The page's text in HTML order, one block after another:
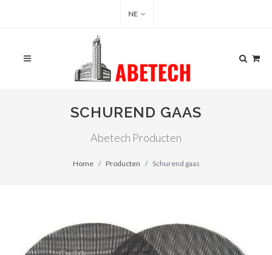
NE
SCHUREND GAAS
Abetech Producten
Home Producten Schurend gaas